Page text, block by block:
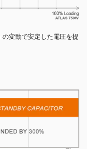
変動で安定した電圧を提